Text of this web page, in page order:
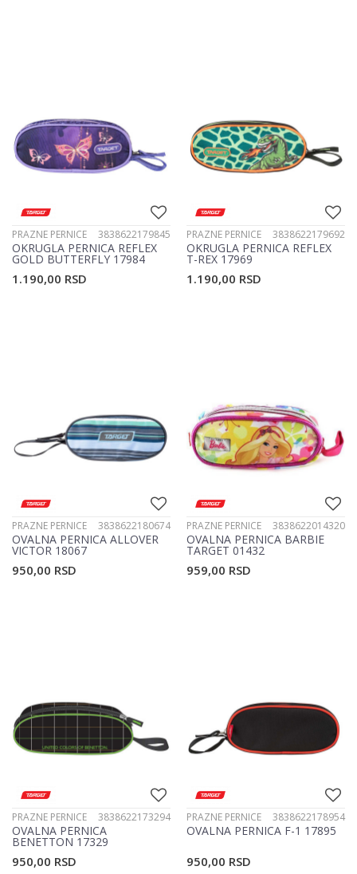
PRAZNE PERNICE 3838622179845
OKRUGLA PERNICA REFLEX
GOLD BUTTERFLY 17984
1.190,00 RSD
PRAZNE PERNICE 3838622179692
OKRUGLA PERNICA REFLEX
T-REX 17969
1.190,00 RSD
PRAZNE PERNICE 3838622180674
OVALNA PERNICA ALLOVER
VICTOR 18067
950,00 RSD
PRAZNE PERNICE 3838622014320
OVALNA PERNICA BARBIE
TARGET 01432
959,00 RSD
PRAZNE PERNICE 3838622173294
OVALNA PERNICA
BENETTON 17329
950,00 RSD
PRAZNE PERNICE 3838622178954
OVALNA PERNICA F-1 17895
950,00 RSD